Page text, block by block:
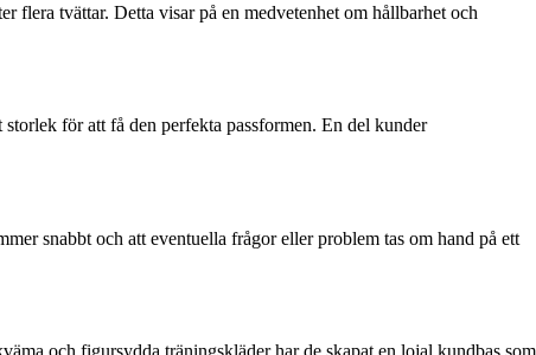
flera tvättar. Detta visar på en medvetenhet om hållbarhet och
för att få den perfekta passformen. En del kunder
snabbt och att eventuella frågor eller problem tas om hand på ett
och figursydda träningskläder har de skapat en lojal kundbas som